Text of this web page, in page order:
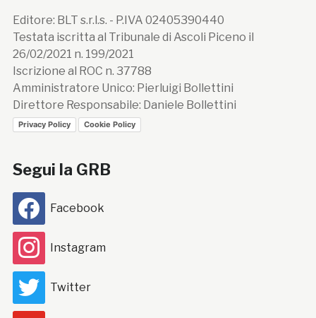
Editore: BLT s.r.l.s. - P.IVA 02405390440
Testata iscritta al Tribunale di Ascoli Piceno il
26/02/2021 n. 199/2021
Iscrizione al ROC n. 37788
Amministratore Unico: Pierluigi Bollettini
Direttore Responsabile: Daniele Bollettini
Privacy Policy Cookie Policy
Segui la GRB
Facebook
Instagram
Twitter